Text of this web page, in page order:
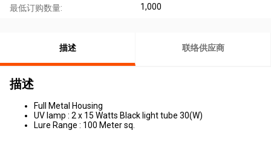
最低订购数量: 1,000
描述 联络供应商
描述
Full Metal Housing
UV lamp : 2 x 15 Watts Black light tube 30(W)
Lure Range : 100 Meter sq.